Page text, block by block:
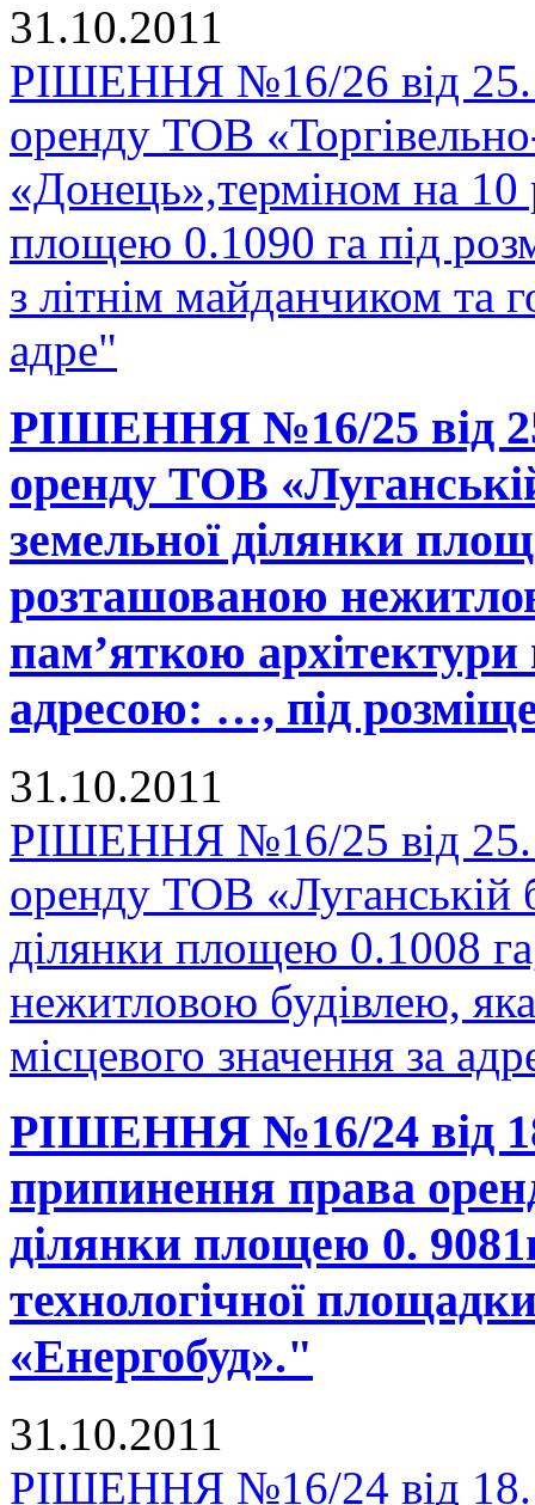
31.10.2011
РІШЕННЯ №16/26 від
оренду ТОВ
«Донець»,терміном на 10
площею 0.1090 га під
з літнім майданчиком та
адре"
РІШЕННЯ №16/25 від
оренду ТОВ
земельної ділянки
розташованою
пам’яткою архітектури
адресою: …, під
31.10.2011
РІШЕННЯ №16/25 від
оренду ТОВ «Луганській
ділянки площею 0.1008
нежитловою будівлею,
місцевого значення за
РІШЕННЯ №16/24 від
припинення права
ділянки площею 0.
технологічної
«Енергобуд»."
31.10.2011
РІШЕННЯ №16/24 від